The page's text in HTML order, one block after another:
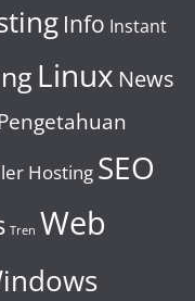
Info Instant
Linux News
Hosting SEO
Tren Web